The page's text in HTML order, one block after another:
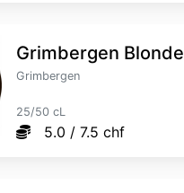
Grimbergen Blonde
Grimbergen
25/50 cL
5.0 / 7.5 chf